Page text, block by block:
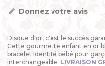
Donnez votre avis
Disque d'or, c'est le succès
Cette gourmette enfant en or
bracelet identité bébé pour
interchangeable. LIVRAISON